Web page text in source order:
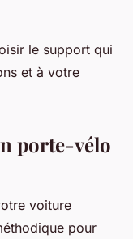
le support qui
et à votre
porte-vélo
voiture
pour